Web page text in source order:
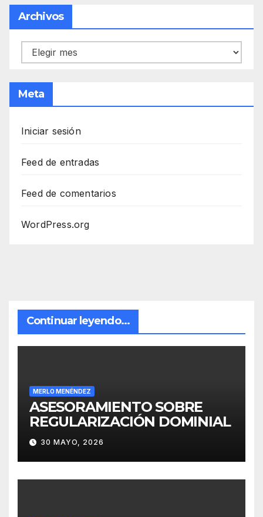
Archivos
Archivos
Meta
Iniciar sesión
Feed de entradas
Feed de comentarios
WordPress.org
Continuar leyendo...
MERLO MENÉNDEZ
ASESORAMIENTO SOBRE
REGULARIZACIÓN DOMINIAL
30 MAYO, 2026